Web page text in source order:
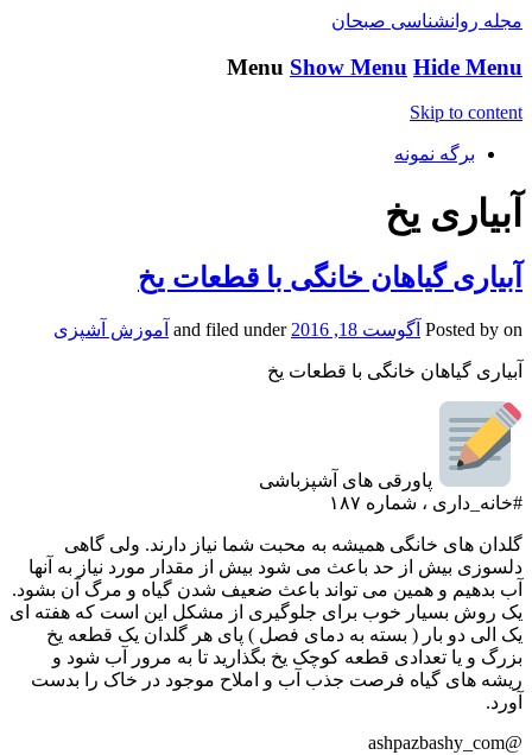
مجله روانشناسی صبحان
Menu Show Menu Hide Menu
Skip to content
برگه نمونه
آبیاری یخ
آبیاری گیاهان خانگی با قطعات یخ
Posted by on آگوست 18, 2016 and filed under آموزش آشپزی
آبیاری گیاهان خانگی با قطعات یخ
پاورقی های آشپزباشی
#خانه_داری ، شماره ۱۸۷
گلدان های خانگی همیشه به محبت شما نیاز دارند. ولی گاهی
دلسوزی بیش از حد باعث می شود بیش از مقدار مورد نیاز به آنها
آب بدهیم و همین می تواند باعث ضعیف شدن گیاه و مرگ آن بشود.
یک روش بسیار خوب برای جلوگیری از مشکل این است که هفته ای
یک الی دو بار ( بسته به دمای فصل ) پای هر گلدان یک قطعه یخ
بزرگ و یا تعدادی قطعه کوچک یخ بگذارید تا به مرور آب شود و
ریشه های گیاه فرصت جذب آب و املاح موجود در خاک را بدست
آورد.
@ashpazbashy_com